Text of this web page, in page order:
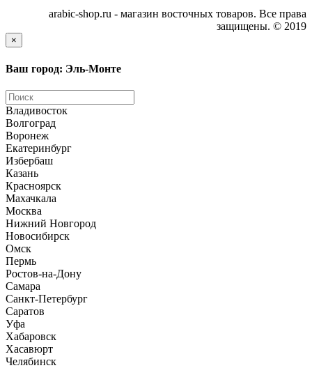
arabic-shop.ru - магазин восточных товаров. Все права
защищены. © 2019
×
Ваш город: Эль-Монте
Владивосток
Волгоград
Воронеж
Екатеринбург
Избербаш
Казань
Красноярск
Махачкала
Москва
Нижний Новгород
Новосибирск
Омск
Пермь
Ростов-на-Дону
Самара
Санкт-Петербург
Саратов
Уфа
Хабаровск
Хасавюрт
Челябинск